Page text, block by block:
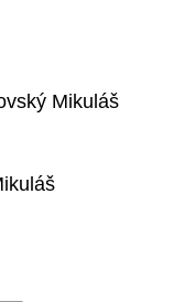
Mikuláš